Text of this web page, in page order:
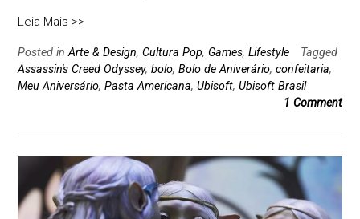
Leia Mais >>
Posted in Arte & Design, Cultura Pop, Games, Lifestyle
Tagged
Assassin's Creed Odyssey, bolo, Bolo de Aniverário, confeitaria,
Meu Aniversário, Pasta Americana, Ubisoft, Ubisoft Brasil
1 Comment